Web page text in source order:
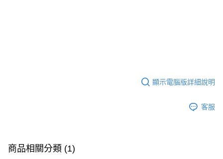
顯示電腦版詳細說明
客服
商品相關分類 (1)